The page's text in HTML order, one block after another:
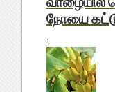
நோயை
›